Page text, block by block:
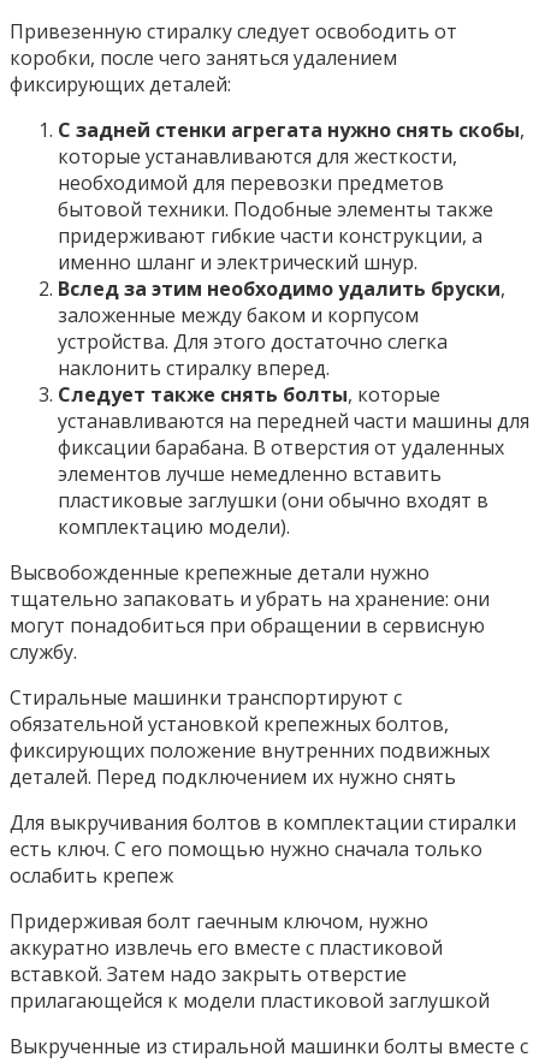
Привезенную стиралку следует освободить от
коробки, после чего заняться удалением
фиксирующих деталей:
С задней стенки агрегата нужно снять скобы,
которые устанавливаются для жесткости,
необходимой для перевозки предметов
бытовой техники. Подобные элементы также
придерживают гибкие части конструкции, а
именно шланг и электрический шнур.
Вслед за этим необходимо удалить бруски,
заложенные между баком и корпусом
устройства. Для этого достаточно слегка
наклонить стиралку вперед.
Следует также снять болты, которые
устанавливаются на передней части машины для
фиксации барабана. В отверстия от удаленных
элементов лучше немедленно вставить
пластиковые заглушки (они обычно входят в
комплектацию модели).
Высвобожденные крепежные детали нужно
тщательно запаковать и убрать на хранение: они
могут понадобиться при обращении в сервисную
службу.
Стиральные машинки транспортируют с
обязательной установкой крепежных болтов,
фиксирующих положение внутренних подвижных
деталей. Перед подключением их нужно снять
Для выкручивания болтов в комплектации стиралки
есть ключ. С его помощью нужно сначала только
ослабить крепеж
Придерживая болт гаечным ключом, нужно
аккуратно извлечь его вместе с пластиковой
вставкой. Затем надо закрыть отверстие
прилагающейся к модели пластиковой заглушкой
Выкрученные из стиральной машинки болты вместе с